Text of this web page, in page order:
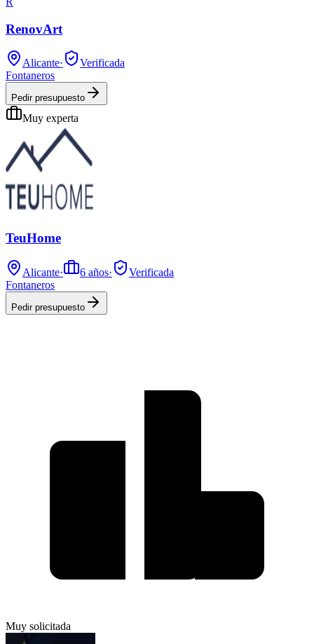
RenovArt
Alicante·
Verificada
Fontaneros
Pedir presupuesto
Muy experta
TeuHome
Alicante· 6 años·
Verificada
Fontaneros
Pedir presupuesto
Muy solicitada